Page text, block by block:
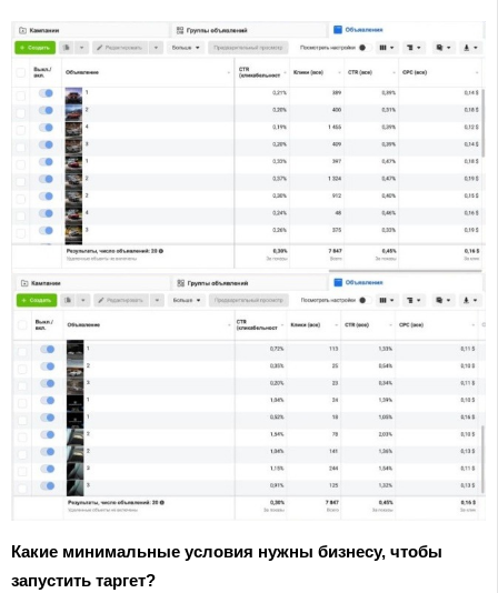
Какие минимальные условия нужны бизнесу, чтобы
запустить таргет?